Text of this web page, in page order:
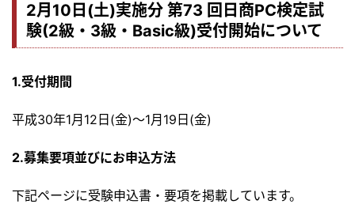
2月10 日(土)実施分 第73 回日商PC検定試
験(2級・3級・Basic級)受付開始について
1.受付期間
平成30年1月12日(金)～1月19日(金)
2.募集要項並びにお申込方法
下記ページに受験申込書・要項を掲載しています。